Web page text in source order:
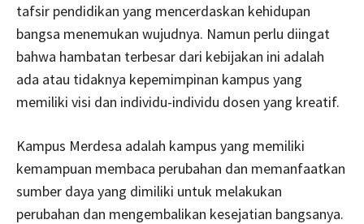
tafsir pendidikan yang mencerdaskan kehidupan
bangsa menemukan wujudnya. Namun perlu diingat
bahwa hambatan terbesar dari kebijakan ini adalah
ada atau tidaknya kepemimpinan kampus yang
memiliki visi dan individu-individu dosen yang kreatif.
Kampus Merdesa adalah kampus yang memiliki
kemampuan membaca perubahan dan memanfaatkan
sumber daya yang dimiliki untuk melakukan
perubahan dan mengembalikan kesejatian bangsanya.